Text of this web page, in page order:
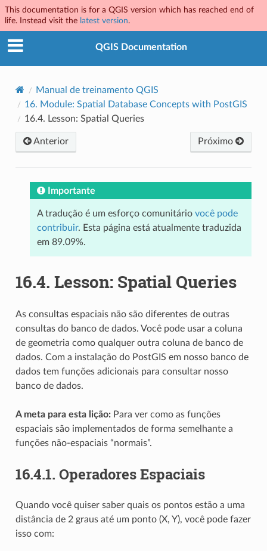
This documentation is for a QGIS version which has reached end of
life. Instead visit the latest version.
QGIS Documentation
Manual de treinamento QGIS
16. Module: Spatial Database Concepts with PostGIS
16.4. Lesson: Spatial Queries
Anterior Próximo
Importante
A tradução é um esforço comunitário você pode
contribuir. Esta página está atualmente traduzida
em 89.09%.
16.4. Lesson: Spatial Queries
As consultas espaciais não são diferentes de outras
consultas do banco de dados. Você pode usar a coluna
de geometria como qualquer outra coluna de banco de
dados. Com a instalação do PostGIS em nosso banco de
dados tem funções adicionais para consultar nosso
banco de dados.
A meta para esta lição:Para ver como as funções
espaciais são implementados de forma semelhante a
funções não-espaciais “normais”.
16.4.1. Operadores Espaciais
Quando você quiser saber quais os pontos estão a uma
distância de 2 graus até um ponto (X, Y), você pode fazer
isso com: